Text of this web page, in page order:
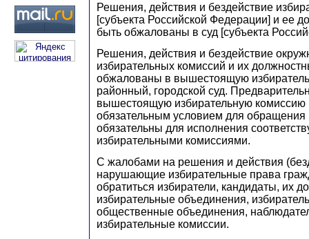
Решения, действия и бездействие
[субъекта Российской Федерации] и ее
быть обжалованы в суд [субъекта
Решения, действия и бездействие
избирательных комиссий и их
обжалованы в вышестоящую
районный, городской суд.
вышестоящую избирательную комиссию
обязательным условием для обращения
обязательны для исполнения
избирательными комиссиями.
С жалобами на решения и действия
нарушающие избирательные права
обратиться избиратели, кандидаты, их
избирательные объединения,
общественные объединения,
избирательные комиссии.